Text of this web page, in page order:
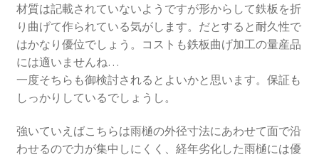
材質は記載されていないようですが形からして鉄板を折
り曲げて作られている気がします。だとすると耐久性で
はかなり優位でしょう。コストも鉄板曲げ加工の量産品
には適いませんね…
一度そちらも御検討されるとよいかと思います。保証も
しっかりしているでしょうし。
強いていえばこちらは雨樋の外径寸法にあわせて面で沿
わせるので力が集中しにくく、経年劣化した雨樋には優